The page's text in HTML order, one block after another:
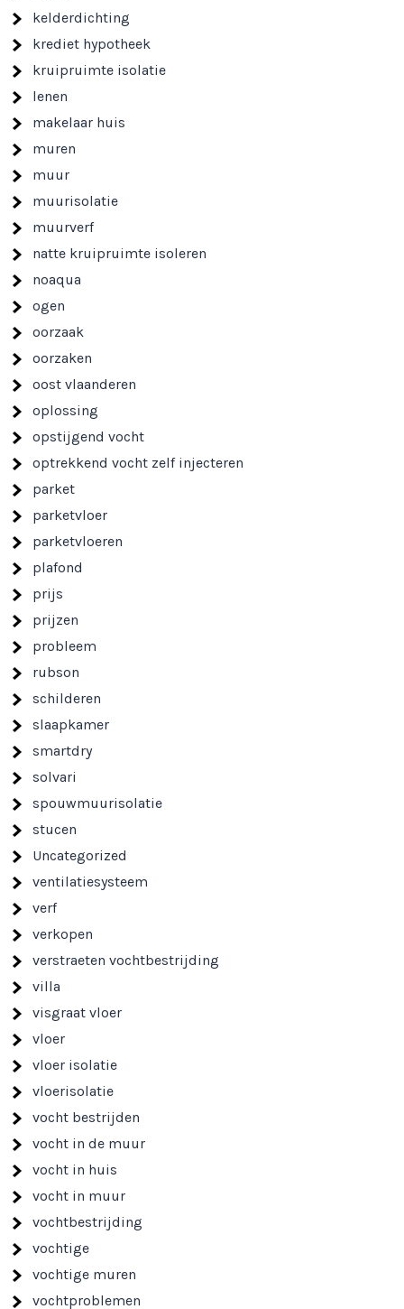
kelderdichting
krediet hypotheek
kruipruimte isolatie
lenen
makelaar huis
muren
muur
muurisolatie
muurverf
natte kruipruimte isoleren
noaqua
ogen
oorzaak
oorzaken
oost vlaanderen
oplossing
opstijgend vocht
optrekkend vocht zelf injecteren
parket
parketvloer
parketvloeren
plafond
prijs
prijzen
probleem
rubson
schilderen
slaapkamer
smartdry
solvari
spouwmuurisolatie
stucen
Uncategorized
ventilatiesysteem
verf
verkopen
verstraeten vochtbestrijding
villa
visgraat vloer
vloer
vloer isolatie
vloerisolatie
vocht bestrijden
vocht in de muur
vocht in huis
vocht in muur
vochtbestrijding
vochtige
vochtige muren
vochtproblemen